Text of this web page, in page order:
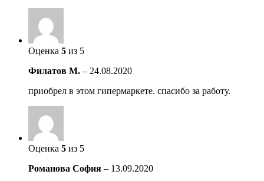
Оценка 5 из 5
Филатов М. – 24.08.2020
приобрел в этом гипермаркете. спасибо за работу.
Оценка 5 из 5
Романова София – 13.09.2020